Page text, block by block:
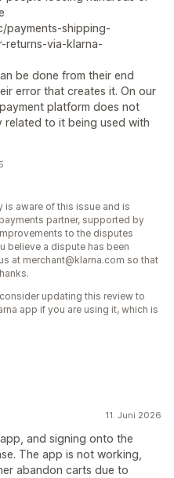
payments-shipping-
returns-via-klarna-
be done from their end
error that creates it. On our
platform does not
related to it being used with
aware of this issue and is
partner, supported by
to the disputes
believe a dispute has been
at merchant@klarna.com so that
updating this review to
app if you are using it, which is
11. Juni 2026
and signing onto the
The app is not working,
abandon carts due to